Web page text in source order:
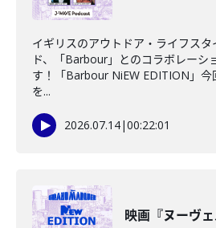
イギリスのアウトドア・ライフス
ド、「Barbour」とのコラボレーシ
す！「Barbour NiEW EDITION」今
を...
2026.07.14|00:22:01
映画『ヌーヴ